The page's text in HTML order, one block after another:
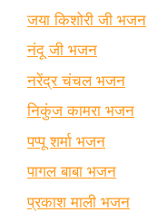
जया किशोरी जी भजन
नंदू जी भजन
नरेंद्र चंचल भजन
निकुंज कामरा भजन
पप्पू शर्मा भजन
पागल बाबा भजन
प्रकाश माली भजन